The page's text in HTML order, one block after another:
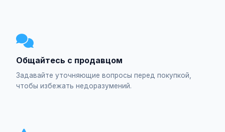
Общайтесь с продавцом
Задавайте уточняющие вопросы перед покупкой,
чтобы избежать недоразумений.